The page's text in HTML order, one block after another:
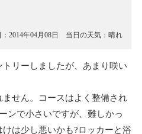
2014年04月08日 当日の天気： 晴れ
リーしましたが、あまり咲い
せん。コースはよく整備され
ンで小さいですが、難しかっ
は少し悪いかも?ロッカーと浴